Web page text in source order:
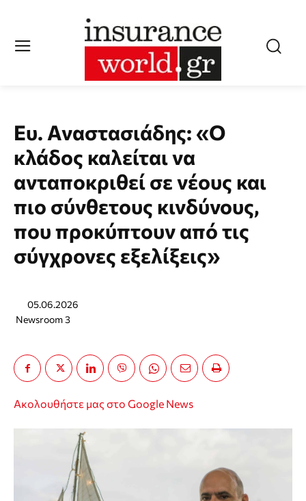
Ευ. Αναστασιάδης: «Ο
κλάδος καλείται να
ανταποκριθεί σε νέους και
πιο σύνθετους κινδύνους,
που προκύπτουν από τις
σύγχρονες εξελίξεις»
05.06.2026
Newsroom 3
Ακολουθήστε μας στο Google News